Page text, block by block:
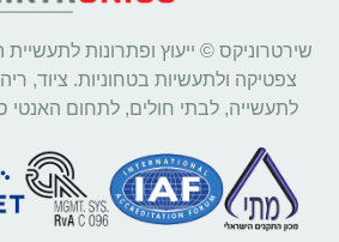
שירטרוניקס © ייעוץ ופתרונות
צפטיקה ולתעשיות בטחוניות. ציוד,
לתעשייה, לבתי חולים, לתחום האנטי